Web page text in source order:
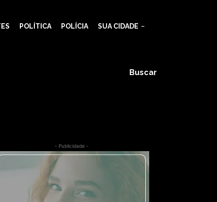
POLÍTICA POLÍCIA SUA CIDADE
Buscar
Família
- Publicidade -